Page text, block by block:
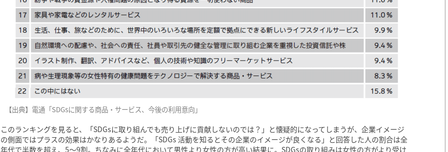
【出典】電通「SDGsに関する商品・サービス、今後の利用意向」
このランキングを見ると、「SDGsに取り組んでも売り上げに貢献しないのでは？」と懐疑的になってしまうが、企業イメージ
の側面ではプラスの効果はかなりあるようだ。「SDGs 活動を知るとその企業のイメージが良くなる」と回答した人の割合は全
年代で半数を超え、5〜9割。ちなみに全年代において男性より女性の方が高い結果に。SDGsの取り組みは女性の方がより受け